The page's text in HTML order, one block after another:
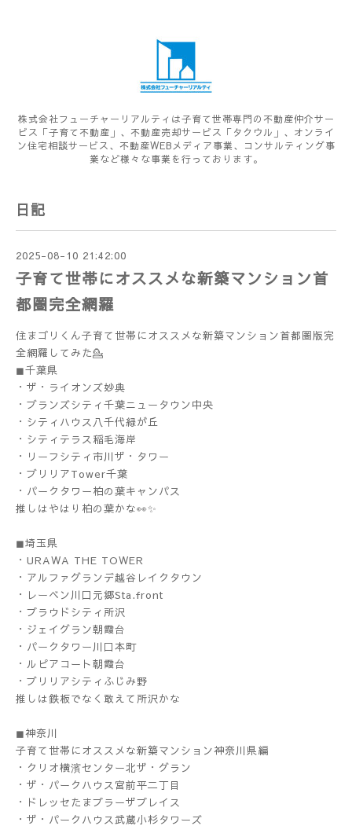
株式会社フューチャーリアルティは子育て世帯専門の不動産仲介サー
ビス「子育て不動産」、不動産売却サービス「タクウル」、オンライ
ン住宅相談サービス、不動産WEBメディア事業、コンサルティング事
業など様々な事業を行っております。
日記
2025-08-10 21:42:00
子育て世帯にオススメな新築マンション首
都圏完全網羅
住まゴリくん子育て世帯にオススメな新築マンション首都圏版完
全網羅してみた💁
◼︎千葉県
・ザ・ライオンズ妙典
・ブランズシティ千葉ニュータウン中央
・シティハウス八千代緑が丘
・シティテラス稲毛海岸
・リーフシティ市川ザ・タワー
・ブリリアTower千葉
・パークタワー柏の葉キャンパス
推しはやはり柏の葉かな👀✨
◼︎埼玉県
・URAWA THE TOWER
・アルファグランデ越谷レイクタウン
・レーベン川口元郷Sta.front
・プラウドシティ所沢
・ジェイグラン朝霞台
・パークタワー川口本町
・ルピアコート朝霞台
・ブリリアシティふじみ野
推しは鉄板でなく敢えて所沢かな
◼︎神奈川
子育て世帯にオススメな新築マンション神奈川県編
・クリオ横濱センター北ザ・グラン
・ザ・パークハウス宮前平二丁目
・ドレッセたまプラーザプレイス
・ザ・パークハウス武蔵小杉タワーズ